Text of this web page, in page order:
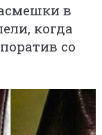
в
когда
со